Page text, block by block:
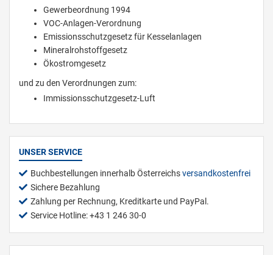
Gewerbeordnung 1994
VOC-Anlagen-Verordnung
Emissionsschutzgesetz für Kesselanlagen
Mineralrohstoffgesetz
Ökostromgesetz
und zu den Verordnungen zum:
Immissionsschutzgesetz-Luft
UNSER SERVICE
Buchbestellungen innerhalb Österreichsversandkostenfrei
Sichere Bezahlung
Zahlung per Rechnung, Kreditkarte und PayPal.
Service Hotline: +43 1 246 30-0